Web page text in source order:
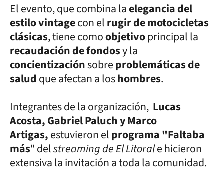
El evento, que combina laelegancia del
estilo vintagecon elrugir de motocicletas
clásicas, tiene comoobjetivoprincipal la
recaudación de fondosy la
concientizaciónsobreproblemáticas de
saludque afectan a loshombres.
Integrantes de la organización, Lucas
Acosta, Gabriel Paluch y Marco
Artigas,estuvieron elprograma "Faltaba
más" delstreaming de El Litorale hicieron
extensiva la invitación a toda la comunidad.